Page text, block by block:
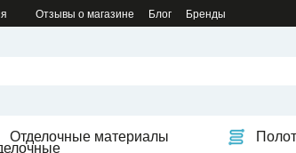
Отзывы о магазине Блог Бренды
Отделочные материалы